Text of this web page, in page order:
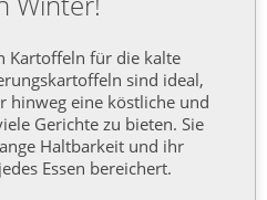
Kartoffeln für die kalte
sind ideal,
hinweg eine köstliche und
Gerichte zu bieten. Sie
Haltbarkeit und ihr
Essen bereichert.